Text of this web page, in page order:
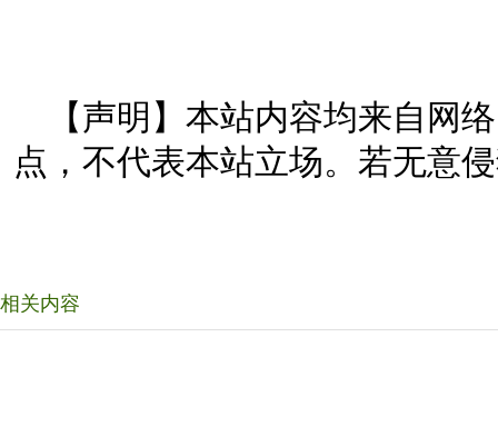
【声明】本站内容均来自网
点，不代表本站立场。若无意
相关内容